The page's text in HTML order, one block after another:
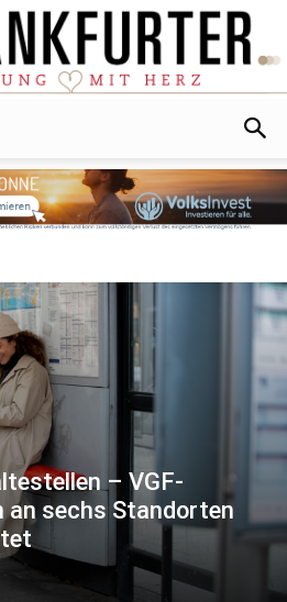
– VGF-
sechs Standorten